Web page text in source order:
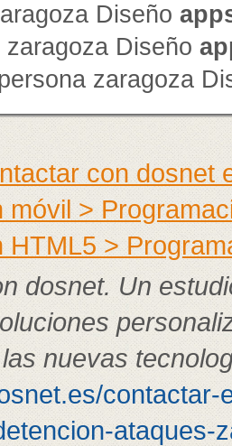
Diseño app
zaragoza Diseño
zaragoza
con dosnet
móvil >
HTML5 >
dosnet. Un
nuevas
ataques-